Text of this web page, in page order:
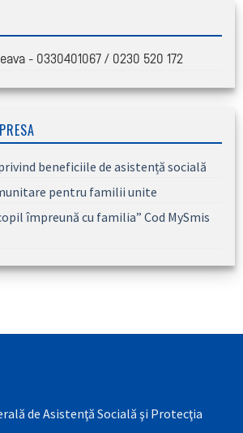
- 0330401067 / 0230 520 172
beneficiile de asistență socială
pentru familii unite
împreună cu familia” Cod MySmis
de Asistenţă Socială şi Protecţia